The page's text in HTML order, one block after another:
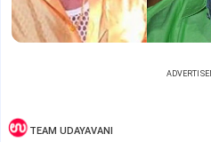
TEAM UDAYAVANI